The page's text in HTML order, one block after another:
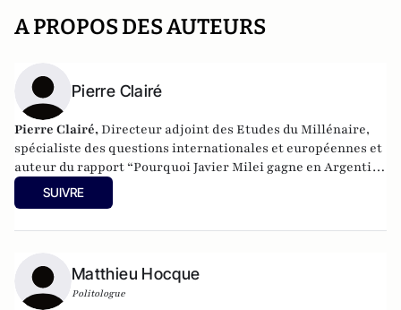
A PROPOS DES AUTEURS
Pierre Clairé
Pierre Clairé,Directeur adjoint des Etudes du Millénaire,
spécialiste des questions internationales et européennes et
auteur du rapport “Pourquoi Javier Milei gagne en Argentine
?”
SUIVRE
Matthieu Hocque
Politologue